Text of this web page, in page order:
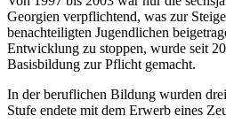
Georgien verpflichtend, was zur
benachteiligten Jugendlichen
Entwicklung zu stoppen, wurde seit
Basisbildung zur Pflicht gemacht.
In der beruflichen Bildung wurden
Stufe endete mit dem Erwerb eines